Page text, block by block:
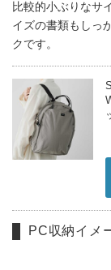
比較的小ぶりなサ
イズの書類もしっ
クです。
PC収納イメ